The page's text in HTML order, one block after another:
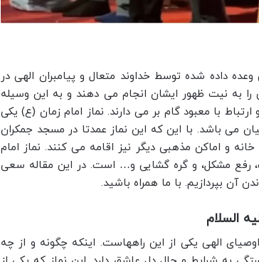
داده شده توسط خداوند متعال و پیامبران الهی در
به نیت ظهور ایشان انجام می دهند و به این وسیله
با معبود گام بر می دارند. نماز امام زمان (ع) یکی
می باشد. با این که این نماز عمدتا در مسجد جمکران
و اماکن مذهبی دیگر نیز اقامه می کنند. نماز امام
رفع مشکل، و گره گشایی و… است. در این مقاله سعی
آن بپردازیم. با ما همراه باشید.
السلام
واوصیای الهی یکی از این راههاست. اینکه چگونه و از چه